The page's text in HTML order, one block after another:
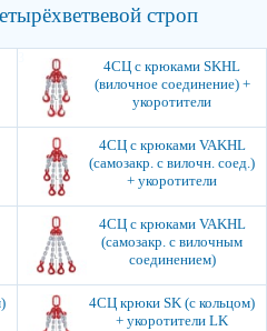
строп
4СЦ с крюками SKHL
(вилочное соединение) +
укоротители
4СЦ с крюками VAKHL
(самозакр. с вилочн. соед.)
+ укоротители
4СЦ с крюками VAKHL
(самозакр. с вилочным
соединением)
4СЦ крюки SK (с кольцом)
+ укоротители LK